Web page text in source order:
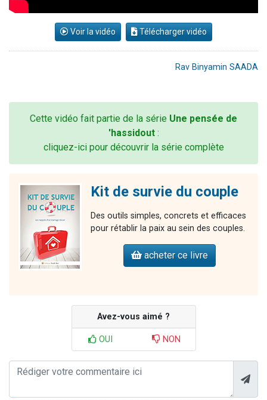
Voir la vidéo Télécharger vidéo
Rav Binyamin SAADA
Cette vidéo fait partie de la série Une pensée de
'hassidout:
cliquez-ici pour découvrir la série complète
Kit de survie du couple
Des outils simples, concrets et efficaces
pour rétablir la paix au sein des couples.
acheter ce livre
Avez-vous aimé ?
OUI NON